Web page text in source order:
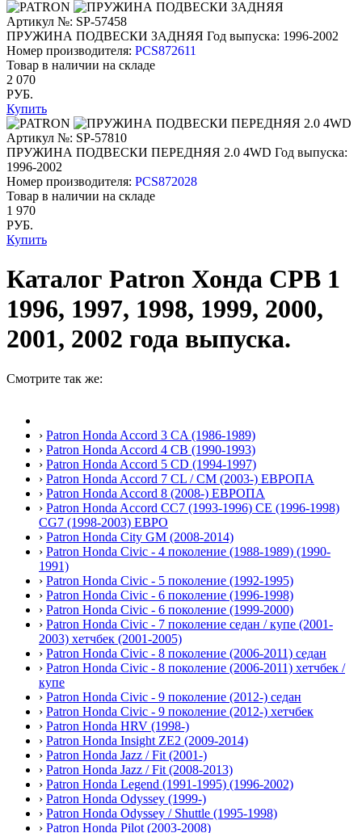
Артикул №: SP-57458
ПРУЖИНА ПОДВЕСКИ ЗАДНЯЯ Год выпуска: 1996-2002
Номер производителя: PCS872611
Товар в наличии на складе
2 070
РУБ.
Купить
Артикул №: SP-57810
ПРУЖИНА ПОДВЕСКИ ПЕРЕДНЯЯ 2.0 4WD Год выпуска:
1996-2002
Номер производителя: PCS872028
Товар в наличии на складе
1 970
РУБ.
Купить
Каталог Patron Хонда СРВ 1
1996, 1997, 1998, 1999, 2000,
2001, 2002 года выпуска.
Смотрите так же:
› Patron Honda Accord 3 CA (1986-1989)
› Patron Honda Accord 4 CB (1990-1993)
› Patron Honda Accord 5 CD (1994-1997)
› Patron Honda Accord 7 CL / CM (2003-) ЕВРОПА
› Patron Honda Accord 8 (2008-) ЕВРОПА
› Patron Honda Accord СС7 (1993-1996) CE (1996-1998)
CG7 (1998-2003) ЕВРО
› Patron Honda City GM (2008-2014)
› Patron Honda Civic - 4 поколение (1988-1989) (1990-
1991)
› Patron Honda Civic - 5 поколение (1992-1995)
› Patron Honda Civic - 6 поколение (1996-1998)
› Patron Honda Civic - 6 поколение (1999-2000)
› Patron Honda Civic - 7 поколение седан / купе (2001-
2003) хетчбек (2001-2005)
› Patron Honda Civic - 8 поколение (2006-2011) седан
› Patron Honda Civic - 8 поколение (2006-2011) хетчбек /
купе
› Patron Honda Civic - 9 поколение (2012-) седан
› Patron Honda Civic - 9 поколение (2012-) хетчбек
› Patron Honda HRV (1998-)
› Patron Honda Insight ZE2 (2009-2014)
› Patron Honda Jazz / Fit (2001-)
› Patron Honda Jazz / Fit (2008-2013)
› Patron Honda Legend (1991-1995) (1996-2002)
› Patron Honda Odyssey (1999-)
› Patron Honda Odyssey / Shuttle (1995-1998)
› Patron Honda Pilot (2003-2008)